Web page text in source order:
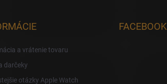
a vrátenie tovaru
darčeky
otázky Apple Watch
FACEBOOK